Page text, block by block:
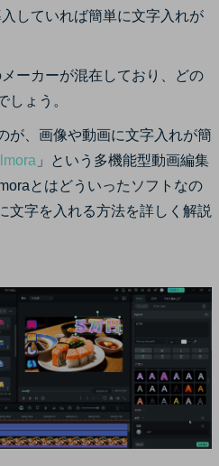
していれば簡単に文字入れが
ーカーが混在しており、どの
しょう。
が、画像や動画に文字入れが簡
」という多機能型動画編集
とはどういったソフトなの
文字を入れる方法を詳しく解説